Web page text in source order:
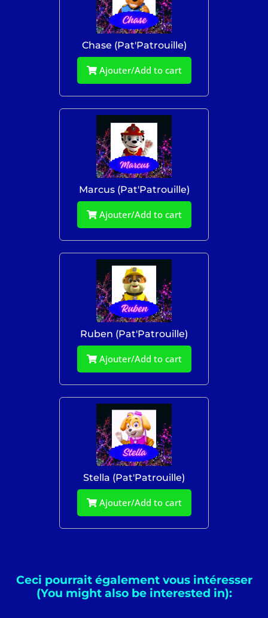
Chase (Pat'Patrouille)
Ajouter/Add to cart
Marcus (Pat'Patrouille)
Ajouter/Add to cart
Ruben (Pat'Patrouille)
Ajouter/Add to cart
Stella (Pat'Patrouille)
Ajouter/Add to cart
Ceci pourrait également vous intéresser
(You might also be interested in):